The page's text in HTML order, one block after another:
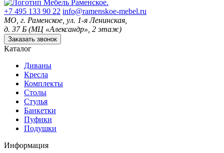
+7 495 133 90 22 info@ramenskoe-mebel.ru
МО, г. Раменское, ул. 1-я Ленинская,
д. 37 Б (МЦ «Александр», 2 этаж)
Заказать звонок
Каталог
Диваны
Кресла
Комплекты
Столы
Стулья
Банкетки
Пуфики
Подушки
Информация